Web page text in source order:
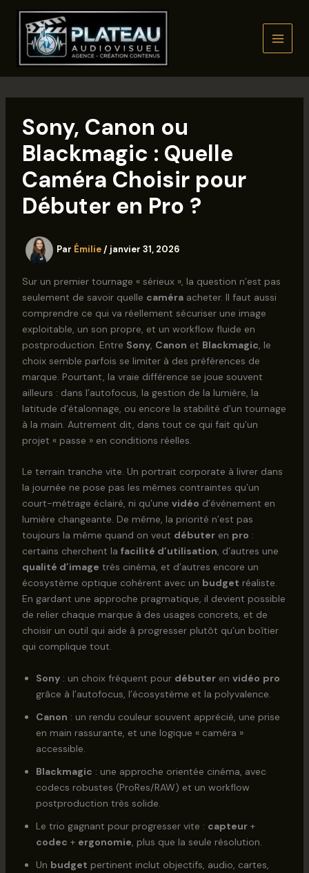
contenu
Sony, Canon ou
Blackmagic : Quelle
Caméra Choisir pour
Débuter en Pro ?
Par Émilie / janvier 31, 2026
Sur un premier tournage « sérieux », la question n’est pas
seulement de savoir quelle caméraacheter. Il faut aussi
comprendre ce qui va réellement sécuriser une image
exploitable, un son propre, et un workflow fluide en
postproduction. Entre Sony, Canon et Blackmagic, le
choix semble parfois se limiter à des préférences de
marque. Pourtant, la vraie différence se joue souvent
ailleurs : dans l’autofocus, la gestion de la lumière, la
latitude d’étalonnage, ou encore la stabilité d’un tournage
à la main. Autrement dit, dans tout ce qui fait qu’un
projet « passe » en conditions réelles.
Le terrain tranche vite. Un portrait corporate à livrer dans
la journée ne pose pas les mêmes contraintes qu’un
court-métrage éclairé, ni qu’une vidéo d’événement en
lumière changeante. De même, la priorité n’est pas
toujours la même quand on veut débuteren pro :
certains cherchent la facilité d’utilisation, d’autres une
qualité d’image très cinéma, et d’autres encore un
écosystème optique cohérent avec un budget réaliste.
En gardant une approche pragmatique, il devient possible
de relier chaque marque à des usages concrets, et de
choisir un outil qui aide à progresser plutôt qu’un boîtier
qui complique tout.
Sony: un choix fréquent pour débuteren vidéo pro
grâce à l’autofocus, l’écosystème et la polyvalence.
Canon : un rendu couleur souvent apprécié, une prise
en main rassurante, et une logique « caméra »
accessible.
Blackmagic : une approche orientée cinéma, avec
codecs robustes (ProRes/RAW) et un workflow
postproduction très solide.
Le trio gagnant pour progresser vite : capteur+
codec + ergonomie, plus que la seule résolution.
Un budget pertinent inclut objectifs, audio, cartes,